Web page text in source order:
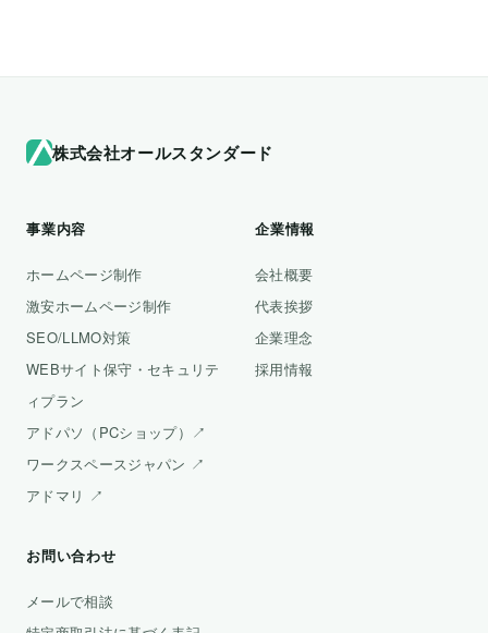
株式会社オールスタンダード
事業内容
ホームページ制作
激安ホームページ制作
SEO/LLMO対策
WEBサイト保守・セキュリテ
ィプラン
アドパソ（PCショップ）↗
ワークスペースジャパン ↗
アドマリ ↗
企業情報
会社概要
代表挨拶
企業理念
採用情報
お問い合わせ
メールで相談